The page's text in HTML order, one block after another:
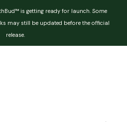
is getting ready for launch. Some
may still be updated before the official
release.